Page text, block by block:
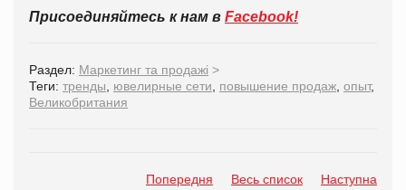
Присоединяйтесь к нам в Facebook!
Раздел: Маркетинг та продажі >
Теги: тренды ювелирные сети повышение продаж опыт,
Великобритания
Попередня Весь список Наступна